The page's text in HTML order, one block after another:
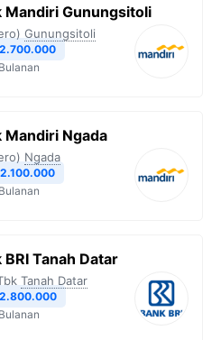
Mandiri Gunungsitoli
Gunungsitoli
Bulanan
Mandiri Ngada
Ngada
Bulanan
Tanah Datar
Tanah Datar
Bulanan